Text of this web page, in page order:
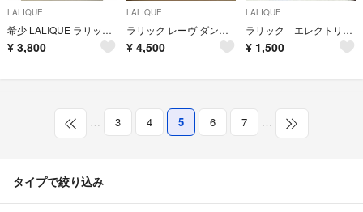
LALIQUE
希少 LALIQUE ラリック サティーヌ オードパルファム 香水 100ml
¥ 3,800
LALIQUE
ラリック レーヴ ダンフィニ オードパルファム 30ml
¥ 4,500
LALIQUE
ラリック エレクトリック パープル パルファム 100ml YJ50
¥ 1,500
… 3 4 5 6 7 …
タイプで絞り込み